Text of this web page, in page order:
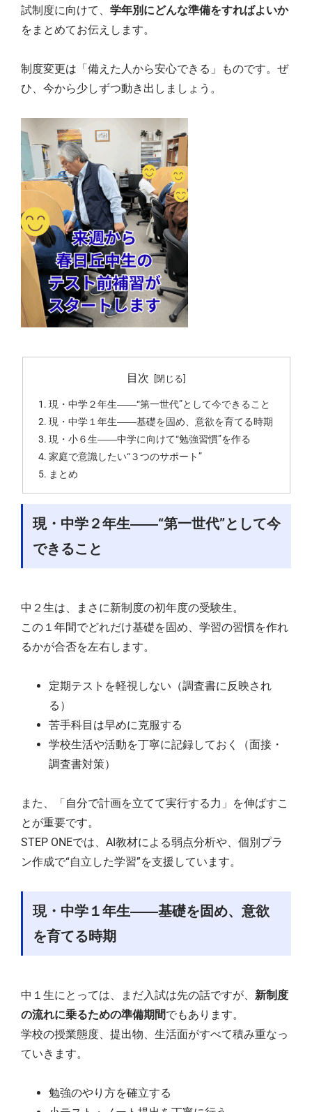
試制度に向けて、 学年別にどんな準備をすればよいか
をまとめてお伝えします。
制度変更は「備えた人から安心できる」ものです。ぜ
ひ、今から少しずつ動き出しましょう。
目次
現・中学２年生――“第一世代”として今できること
現・中学１年生――基礎を固め、意欲を育てる時期
現・小６生――中学に向けて“勉強習慣”を作る
家庭で意識したい“３つのサポート”
まとめ
現・中学２年生――“第一世代”として今
できること
中２生は、まさに新制度の初年度の受験生。
この１年間でどれだけ基礎を固め、学習の習慣を作れ
るかが合否を左右します。
定期テストを軽視しない（調査書に反映され
る）
苦手科目は早めに克服する
学校生活や活動を丁寧に記録しておく（面接・
調査書対策）
また、「自分で計画を立てて実行する力」を伸ばすこ
とが重要です。
STEP ONEでは、AI教材による弱点分析や、個別プラ
ン作成で“自立した学習”を支援しています。
現・中学１年生――基礎を固め、意欲
を育てる時期
中１生にとっては、まだ入試は先の話ですが、 新制度
の流れに乗るための準備期間でもあります。
学校の授業態度、提出物、生活面がすべて積み重なっ
ていきます。
勉強のやり方を確立する